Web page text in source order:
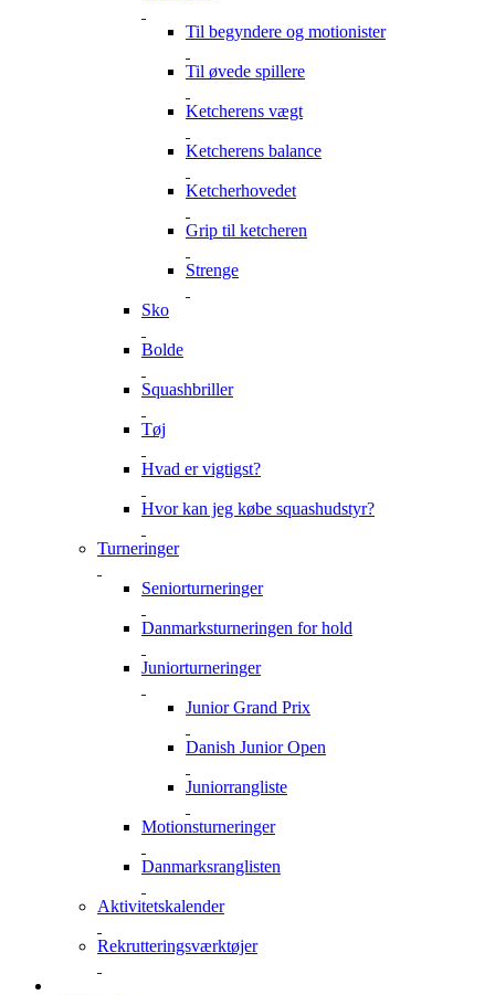
Til begyndere og motionister
Til øvede spillere
Ketcherens vægt
Ketcherens balance
Ketcherhovedet
Grip til ketcheren
Strenge
Sko
Bolde
Squashbriller
Tøj
Hvad er vigtigst?
Hvor kan jeg købe squashudstyr?
Turneringer
Seniorturneringer
Danmarksturneringen for hold
Juniorturneringer
Junior Grand Prix
Danish Junior Open
Juniorrangliste
Motionsturneringer
Danmarksranglisten
Aktivitetskalender
Rekrutteringsværktøjer